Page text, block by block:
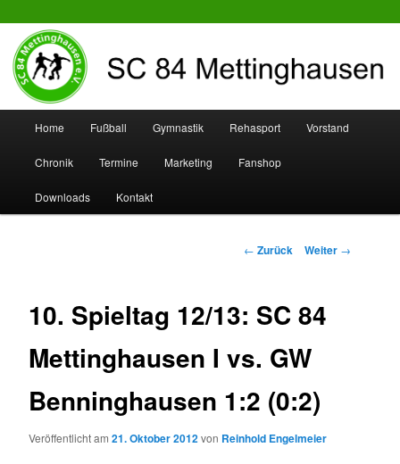
SC 84 Mettinghausen
Zum
Inhalt
wechseln
Zum
sekundären
Inhalt
Home Fußball Gymnastik Rehasport Vorstand
Chronik Termine Marketing Fanshop
Downloads Kontakt
Beitrags-
← Zurück Weiter →
10. Spieltag 12/13: SC 84
Mettinghausen I vs. GW
Benninghausen 1:2 (0:2)
Veröffentlicht am21. Oktober 2012von Reinhold Engelmeier